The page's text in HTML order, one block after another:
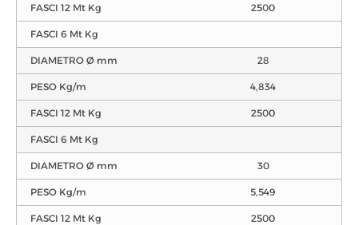
FASCI 12 Mt Kg 2500
FASCI 6 Mt Kg
DIAMETRO Ø mm 28
PESO Kg/m 4,834
FASCI 12 Mt Kg 2500
FASCI 6 Mt Kg
DIAMETRO Ø mm 30
PESO Kg/m 5,549
FASCI 12 Mt Kg 2500